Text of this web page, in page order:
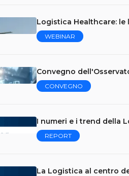
Logistica Healthcare:
WEBINAR
Convegno
CONVEGNO
I numeri e i trend della
REPORT
La Logistica al centro